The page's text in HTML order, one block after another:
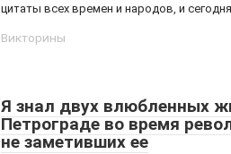
цитаты всех времен и народов, и
Викторины
Я знал двух влюбленных
Петрограде во время
не заметивших ее